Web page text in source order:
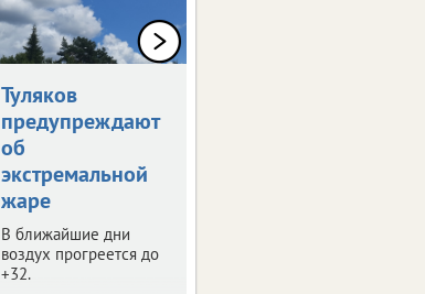
Туляков
предупреждают
об
экстремальной
жаре
В ближайшие дни
воздух прогреется до
+32.